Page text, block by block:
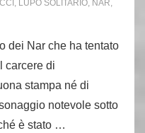
, LUPO SOLITARIO, NAR,
dei Nar che ha tentato
carcere di
stampa né di
notevole sotto
è stato …